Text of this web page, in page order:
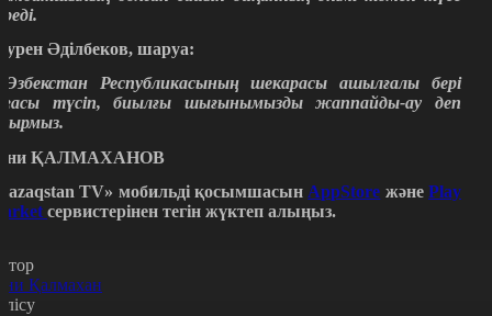
Әділбеков, шаруа:
Өзбекстан Республикасының шекарасы ашылғалы бері
түсіп, биылғы шығынымызды жаппайды-ау деп
ҚАЛМАХАНОВ
TV» мобильді қосымшасын AppStore жәнеPlay
сервистерінен тегін жүктеп алыңыз.
Қалмахан